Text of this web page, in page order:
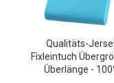
Qualitäts-
Fixleintuch
Überlänge -